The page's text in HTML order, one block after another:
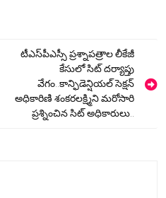
టీఎస్‌పీఎస్సీ ప్రశ్నాపత్రాల లీకేజీ
కేసులో సిట్ దర్యాప్తు
వేగం..కాన్ఫిడెన్షియల్ సెక్షన్
అధికారిణి శంకరలక్ష్మిని మరోసారి
ప్రశ్నించిన సిట్ అధికారులు..